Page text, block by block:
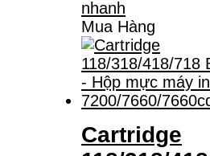
Mua Hàng
Cartridge